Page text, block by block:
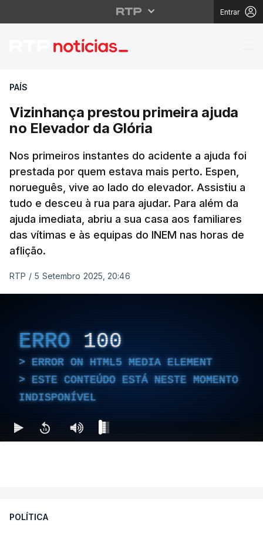
Entrar
Vizinhança prestou
PAÍS
Vizinhança prestou primeira ajuda
no Elevador da Glória
Nos primeiros instantes do acidente a ajuda foi
prestada por quem estava mais perto. Espen,
norueguês, vive ao lado do elevador. Assistiu a
tudo e desceu à rua para ajudar. Para além da
ajuda imediata, abriu a sua casa aos familiares
das vítimas e às equipas do INEM nas horas de
aflição.
RTP / 5 Setembro 2025, 20:46
ERRO 100
ERROR ON HTML5 MEDIA ELEMENT
ESTE CONTEÚDO ESTÁ NESTE MOMENTO
INDISPONÍVEL
POLÍTICA